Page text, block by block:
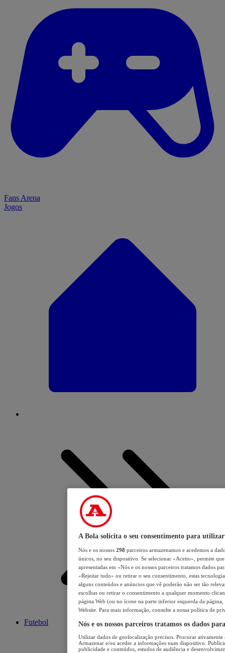
Fans Arena
Jogos
Futebol
A Bola solicita o seu consentimento para utilizar
Nós e os nossos 298 parceiros armazenamos e acedemos a
únicos, no seu dispositivo. Se selecionar «Aceito», permite
apresentadas em «Nós e os nossos parceiros tratamos dados
«Rejeitar tudo» ou retirar o seu consentimento, estas
alguns conteúdos e anúncios que vê poderão não ser tão
escolhas ou retirar o consentimento a qualquer momento
página Web (ou no ícone na parte inferior esquerda da página,
Website. Para mais informação, consulte a nossa política de
Nós e os nossos parceiros tratamos os dados
Utilizar dados de geolocalização precisos. Procurar
Armazenar e/ou aceder a informações num dispositivo.
publicidade e conteúdos, estudos de audiência e